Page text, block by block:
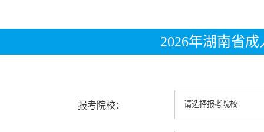
2026年湖南省
报考院校：